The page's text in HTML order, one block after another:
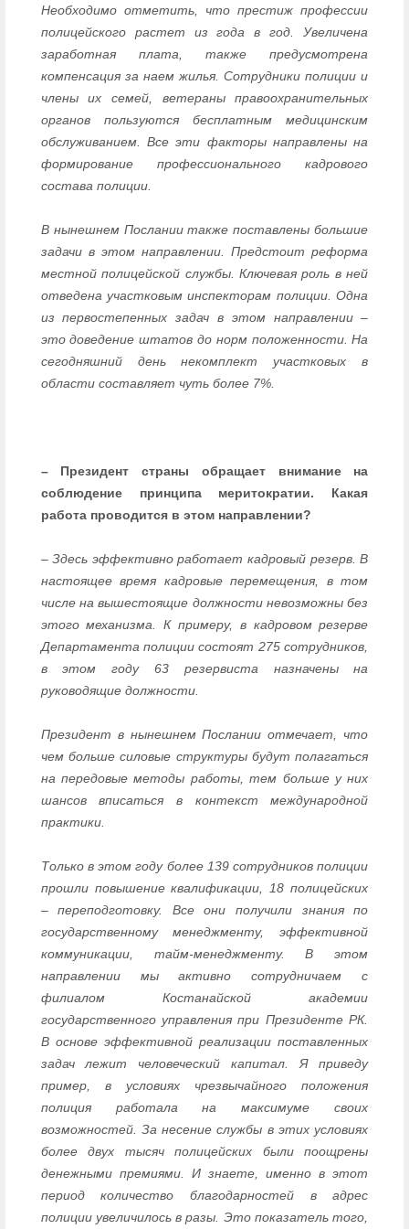
Необходимо отметить, что престиж профессии
полицейского растет из года в год. Увеличена
заработная плата, также предусмотрена
компенсация за наем жилья. Сотрудники полиции и
члены их семей, ветераны правоохранительных
органов пользуются бесплатным медицинским
обслуживанием. Все эти факторы направлены на
формирование профессионального кадрового
состава полиции.
В нынешнем Послании также поставлены большие
задачи в этом направлении. Предстоит реформа
местной полицейской службы. Ключевая роль в ней
отведена участковым инспекторам полиции. Одна
из первостепенных задач в этом направлении –
это доведение штатов до норм положенности. На
сегодняшний день некомплект участковых в
области составляет чуть более 7%.
– Президент страны обращает внимание на
соблюдение принципа меритократии. Какая
работа проводится в этом направлении?
– Здесь эффективно работает кадровый резерв. В
настоящее время кадровые перемещения, в том
числе на вышестоящие должности невозможны без
этого механизма. К примеру, в кадровом резерве
Департамента полиции состоят 275 сотрудников,
в этом году 63 резервиста назначены на
руководящие должности.
Президент в нынешнем Послании отмечает, что
чем больше силовые структуры будут полагаться
на передовые методы работы, тем больше у них
шансов вписаться в контекст международной
практики.
Только в этом году более 139 сотрудников полиции
прошли повышение квалификации, 18 полицейских
– переподготовку. Все они получили знания по
государственному менеджменту, эффективной
коммуникации, тайм-менеджменту. В этом
направлении мы активно сотрудничаем с
филиалом Костанайской академии
государственного управления при Президенте РК.
В основе эффективной реализации поставленных
задач лежит человеческий капитал. Я приведу
пример, в условиях чрезвычайного положения
полиция работала на максимуме своих
возможностей. За несение службы в этих условиях
более двух тысяч полицейских были поощрены
денежными премиями. И знаете, именно в этот
период количество благодарностей в адрес
полиции увеличилось в разы. Это показатель того,